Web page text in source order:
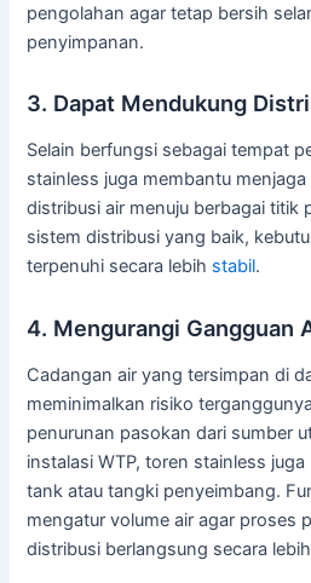
pengolahan agar tetap bersih
penyimpanan.
3. Dapat Mendukung
Selain berfungsi sebagai tempat
stainless juga membantu
distribusi air menuju berbagai titik
sistem distribusi yang baik,
terpenuhi secara lebih stabil.
4. Mengurangi Gangguan
Cadangan air yang tersimpan di
meminimalkan risiko
penurunan pasokan dari sumber
instalasi WTP, toren stainless
tank atau tangki penyeimbang.
mengatur volume air agar proses
distribusi berlangsung secara